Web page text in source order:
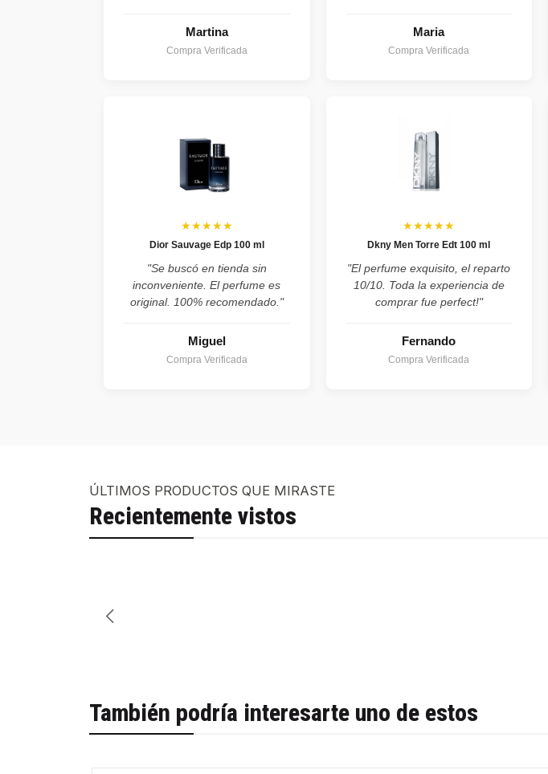
Martina
Compra Verificada
Maria
Compra Verificada
★★★★★
Dior Sauvage Edp 100 ml
"Se buscó en tienda sin
inconveniente. El perfume es
original. 100% recomendado."
Miguel
Compra Verificada
★★★★★
Dkny Men Torre Edt 100 ml
"El perfume exquisito, el reparto
10/10. Toda la experiencia de
comprar fue perfect!"
Fernando
Compra Verificada
ÚLTIMOS PRODUCTOS QUE MIRASTE
Recientemente vistos
También podría interesarte uno de estos